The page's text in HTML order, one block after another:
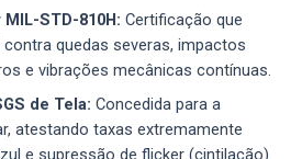
STD-810H: Certificação que
quedas severas, impactos
e vibrações mecânicas contínuas.
de Tela: Concedida para a
atestando taxas extremamente
e supressão de flicker (cintilação)